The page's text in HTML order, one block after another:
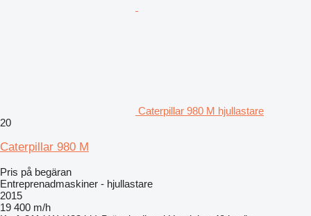
Caterpillar 980 M hjullastare
20
Caterpillar 980 M
Pris på begäran
Entreprenadmaskiner - hjullastare
2015
19 400 m/h